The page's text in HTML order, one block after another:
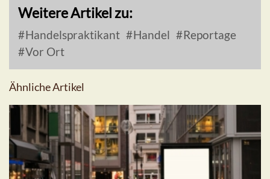
Weitere Artikel zu:
Handelspraktikant Handel
Reportage
Vor Ort
Ähnliche Artikel